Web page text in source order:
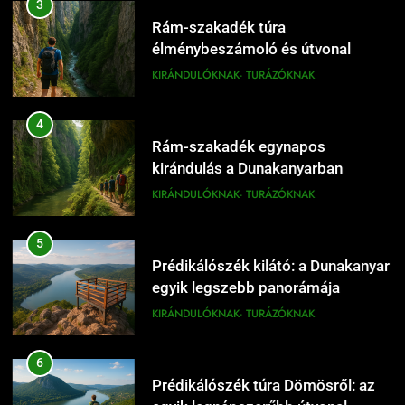
17
KIRÁNDULÓKNAK- TURÁZÓKNAK
18
KIRÁNDULÓKNAK- TURÁZÓKNAK
19
élménybeszámoló és útvonal
tippek
KIRÁNDULÓKNAK- TURÁZÓKNAK
kirándulás a Dunakanyarban
KIRÁNDULÓKNAK- TURÁZÓKNAK
egyik legszebb panorámája
KIRÁNDULÓKNAK- TURÁZÓKNAK
egyik legnépszerűbb útvonal